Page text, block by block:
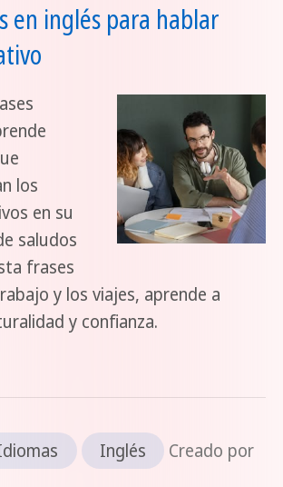
en inglés para hablar
los
en su
saludos
frases
y los viajes, aprende a
y confianza.
Inglés
Creado por